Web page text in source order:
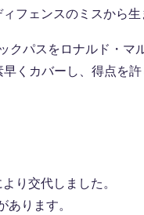
フェンスのミスから生
パスをロナルド・マ
くカバーし、得点を
り交代しました。
ります。